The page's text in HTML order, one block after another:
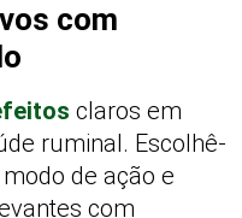
com
claros em
ruminal. Escolhê-
de ação e
com